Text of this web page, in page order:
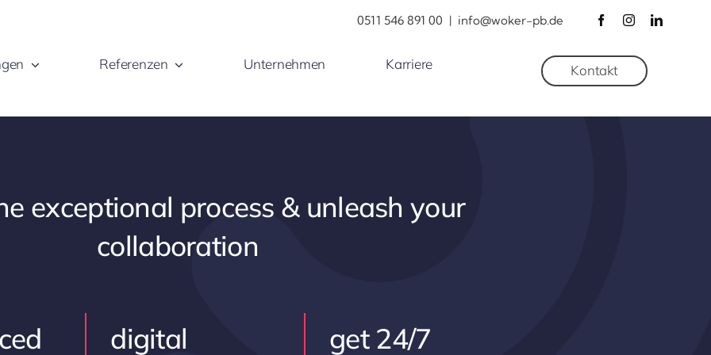
0511 546 891 00 | info@woker-pb.de
Referenzen Unternehmen Karriere Kontakt
exceptional process & unleash your
collaboration
digital
get 24/7